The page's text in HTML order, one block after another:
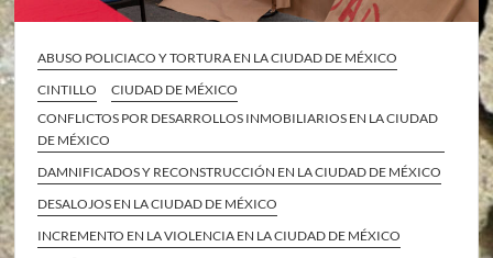
ABUSO POLICIACO Y TORTURA EN LA CIUDAD DE MÉXICO
CINTILLO
CIUDAD DE MÉXICO
CONFLICTOS POR DESARROLLOS INMOBILIARIOS EN LA CIUDAD
DE MÉXICO
DAMNIFICADOS Y RECONSTRUCCIÓN EN LA CIUDAD DE MÉXICO
DESALOJOS EN LA CIUDAD DE MÉXICO
INCREMENTO EN LA VIOLENCIA EN LA CIUDAD DE MÉXICO